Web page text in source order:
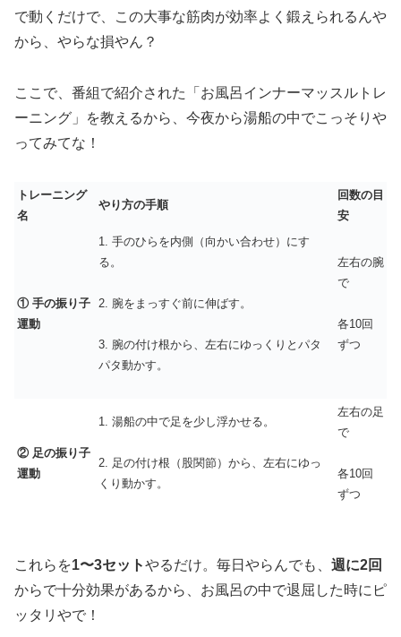
で動くだけで、この大事な筋肉が効率よく鍛えられるんや
から、やらな損やん？
ここで、番組で紹介された「お風呂インナーマッスルトレ
ーニング」を教えるから、今夜から湯船の中でこっそりや
ってみてな！
トレーニング
名
やり方の手順
回数の目
安
① 手の振り子
運動
1. 手のひらを内側（向かい合わせ）にす
る。
2. 腕をまっすぐ前に伸ばす。
3. 腕の付け根から、左右にゆっくりとパタ
パタ動かす。
左右の腕
で
各10回
ずつ
② 足の振り子
運動
1. 湯船の中で足を少し浮かせる。
2. 足の付け根（股関節）から、左右にゆっ
くり動かす。
左右の足
で
各10回
ずつ
これらを1〜3セットやるだけ。毎日やらんでも、 週に2回
からで十分効果があるから、お風呂の中で退屈した時にピ
ッタリやで！